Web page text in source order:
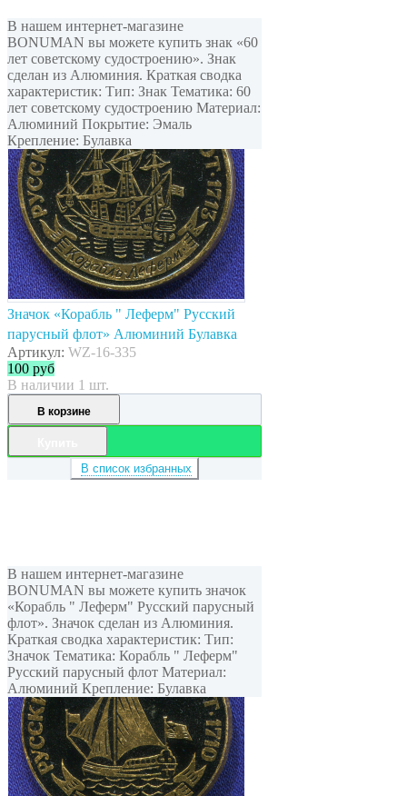
В нашем интернет-магазине
BONUMAN вы можете купить знак «60
лет советскому судостроению». Знак
сделан из Алюминия. Краткая сводка
характеристик: Тип: Знак Тематика: 60
лет советскому судостроению Материал:
Алюминий Покрытие: Эмаль
Крепление: Булавка
Значок «Корабль " Леферм" Русский
парусный флот» Алюминий Булавка
Артикул: WZ-16-335
100 руб
В наличии 1 шт.
В корзине
В список избранных
В нашем интернет-магазине
BONUMAN вы можете купить значок
«Корабль " Леферм" Русский парусный
флот». Значок сделан из Алюминия.
Краткая сводка характеристик: Тип:
Значок Тематика: Корабль " Леферм"
Русский парусный флот Материал:
Алюминий Крепление: Булавка